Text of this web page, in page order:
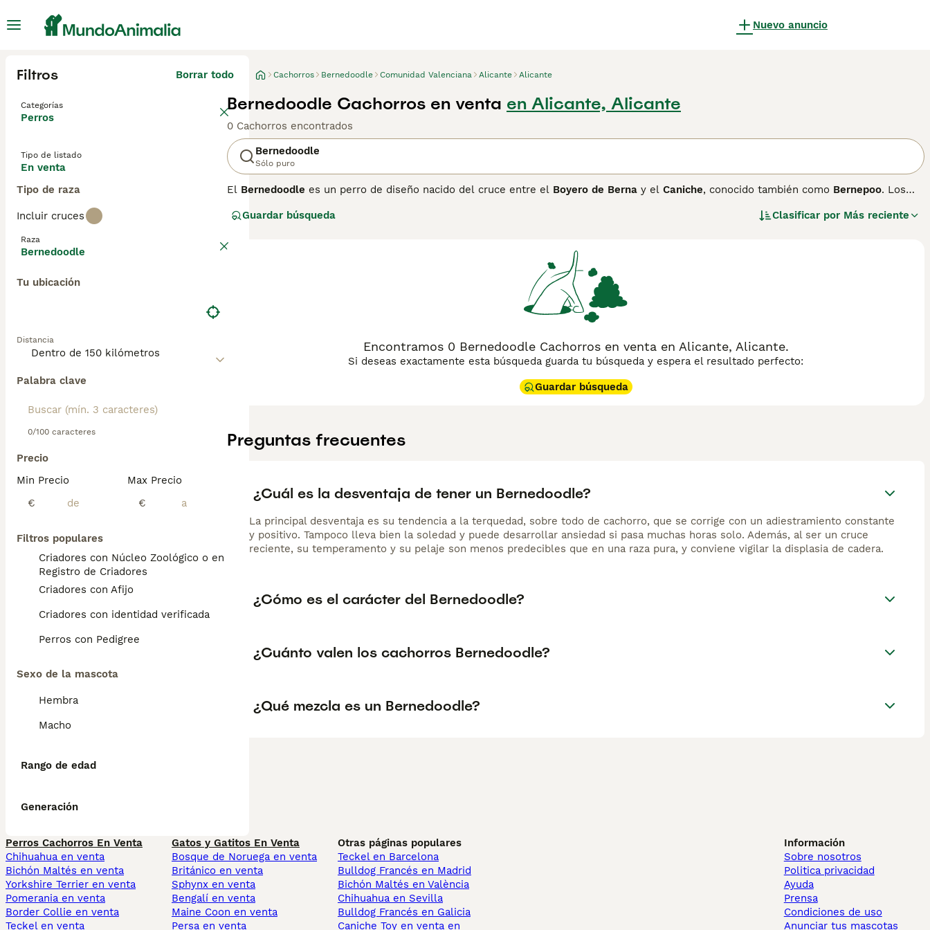
Nuevo anuncio
Filtros Borrar todo
Categorías
Perros
Tipo de listado
En venta
Tipo de raza
Incluir cruces
Raza
Bernedoodle
Tu ubicación
Distancia
Palabra clave
0/100 caracteres
Precio
Min Precio
€
Max Precio
€
Filtros populares
Criadores con Núcleo Zoológico o en el
Registro de Criadores
Criadores con Afijo
Criadores con identidad verificada
Perros con Pedigree
Sexo de la mascota
Hembra
Macho
Rango de edad
Generación
Cachorros Bernedoodle Comunidad Valenciana Alicante Alicante
Bernedoodle Cachorros en venta en Alicante, Alicante
0 Cachorros encontrados
Bernedoodle
Sólo puro
El Bernedoodle es un perro de diseño nacido del cruce entre el Boyero de Berna y el Caniche, conocido también como Bernepoo. Los
inteligencia y el pelaje rizado del caniche, que apenas suelta pelo. No figura como raza independiente en la FCI ni en la RSCE, aunque
una variante australiana surgida del cruce con el labradoodle australiano.
Su tamaño depende del caniche utilizado en el cruce: en una misma camada pueden nacer ejemplares toy de 4 a 11 kg, miniatura de 11 a
22 kg y estándar que superan los 30 kg. Es un perro cariñoso, juguetón y sociable, muy adecuado para familias con niños y otros
animales, aunque a veces algo testarudo. Su manto ondulado o rizado, con frecuencia tricolor como el del boyero, suelta poco pelo pero
exige cepillado frecuente y cortes periódicos. Necesita ejercicio diario y estimulación mental para mantenerse equilibrado. Su esperanza
Guardar búsqueda Clasificar por Más reciente
Encontramos 0 Bernedoodle Cachorros en venta en Alicante, Alicante.
Si deseas exactamente esta búsqueda guarda tu búsqueda y espera el resultado perfecto:
Guardar búsqueda
Preguntas frecuentes
¿Cuál es la desventaja de tener un Bernedoodle?
La principal desventaja es su tendencia a la terquedad, sobre todo de cachorro, que se corrige con un adiestramiento constante
y positivo. Tampoco lleva bien la soledad y puede desarrollar ansiedad si pasa muchas horas solo. Además, al ser un cruce
reciente, su temperamento y su pelaje son menos predecibles que en una raza pura, y conviene vigilar la displasia de cadera.
¿Cómo es el carácter del Bernedoodle?
¿Cuánto valen los cachorros Bernedoodle?
¿Qué mezcla es un Bernedoodle?
Perros Cachorros En Venta
Chihuahua en venta
Bichón Maltés en venta
Yorkshire Terrier en venta
Pomerania en venta
Border Collie en venta
Teckel en venta
Gatos y Gatitos En Venta
Bosque de Noruega en venta
Británico en venta
Sphynx en venta
Bengalí en venta
Maine Coon en venta
Persa en venta
Otras páginas populares
Teckel en Barcelona
Bulldog Francés en Madrid
Bichón Maltés en València
Chihuahua en Sevilla
Bulldog Francés en Galicia
Caniche Toy en venta en
Información
Sobre nosotros
Politica privacidad
Ayuda
Prensa
Condiciones de uso
Anunciar tus mascotas